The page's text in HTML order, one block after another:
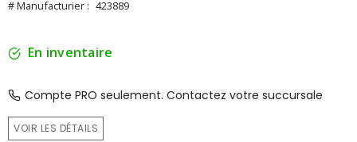
# Manufacturier : 423889
En inventaire
Compte PRO seulement. Contactez votre succursale
VOIR LES DÉTAILS